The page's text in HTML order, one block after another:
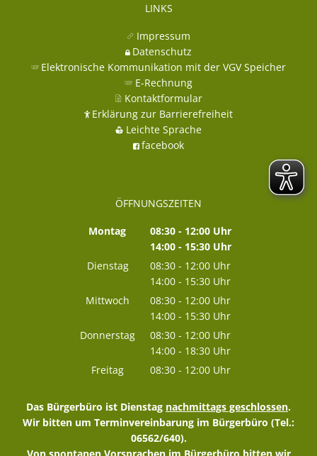
LINKS
Impressum
Datenschutz
Elektronische Kommunikation mit der VGV Speicher
E-Rechnung
Kontaktformular
Erklärung zur Barrierefreiheit
Leichte Sprache
facebook
ÖFFNUNGSZEITEN
Montag 08:30- 12:00Uhr
Von 08:30 bis 12:00 Uhr
14:00- 15:30Uhr
Von 14:00 bis 15:30 Uhr
Dienstag 08:30 - 12:00 Uhr
Von 08:30 bis 12:00 Uhr
14:00 - 15:30 Uhr
Von 14:00 bis 15:30 Uhr
Mittwoch 08:30 - 12:00 Uhr
Von 08:30 bis 12:00 Uhr
14:00 - 15:30 Uhr
Von 14:00 bis 15:30 Uhr
Donnerstag 08:30 - 12:00 Uhr
Von 08:30 bis 12:00 Uhr
14:00 - 18:30 Uhr
Von 14:00 bis 18:30 Uhr
Freitag 08:30 - 12:00 Uhr
Das Bürgerbüro ist Dienstag nachmittags geschlossen.
Wir bitten um Terminvereinbarung im Bürgerbüro (Tel.:
06562/640).